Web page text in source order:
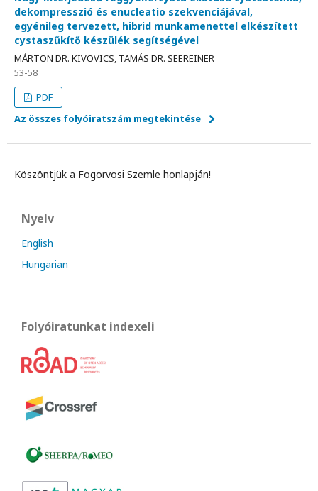
dekompresszió és enucleatio szekvenciájával,
egyénileg tervezett, hibrid munkamenettel elkészített
cystaszűkítő készülék segítségével
MÁRTON DR. KIVOVICS, TAMÁS DR. SEEREINER
53-58
PDF
Az összes folyóiratszám megtekintése
Köszöntjük a Fogorvosi Szemle honlapján!
Nyelv
English
Hungarian
Folyóiratunkat indexeli